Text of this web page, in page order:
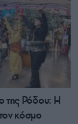
της Ρόδου: Η
κόσμο